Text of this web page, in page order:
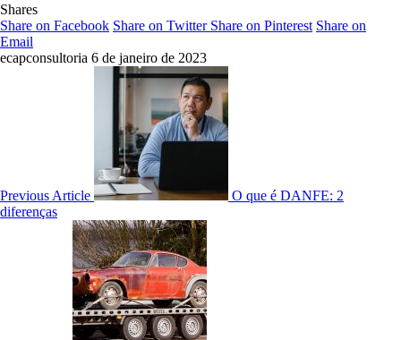
Shares
Share on Facebook Share on Twitter Share on Pinterest Share on
Email
ecapconsultoria 6 de janeiro de 2023
Previous Article
O que é DANFE: 2
diferenças